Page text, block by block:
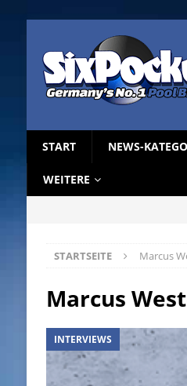
START NEWS-
WEITERE
STARTSEITE Marcus
Marcus
INTERVIEWS